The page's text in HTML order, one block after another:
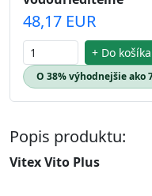
48,17 EUR
+ Do košíka
O 38% výhodnejšie ako
Popis produktu:
Vitex Vito Plus